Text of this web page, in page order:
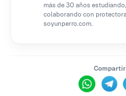
más de 30 años
colaborando con
soyunperro.com.
Compartir